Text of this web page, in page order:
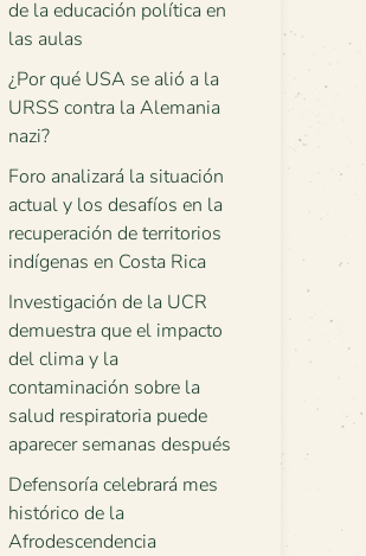
de la educación política en
las aulas
¿Por qué USA se alió a la
URSS contra la Alemania
nazi?
Foro analizará la situación
actual y los desafíos en la
recuperación de territorios
indígenas en Costa Rica
Investigación de la UCR
demuestra que el impacto
del clima y la
contaminación sobre la
salud respiratoria puede
aparecer semanas después
Defensoría celebrará mes
histórico de la
Afrodescendencia